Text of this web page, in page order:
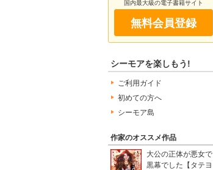
国内最大級の電子書籍サイト
無料会員登録
シーモアを楽しもう!
ご利用ガイド
初めての方へ
シーモア島
作家のオススメ作品
大公の正体が悪女で
黒幕でした【タテヨ